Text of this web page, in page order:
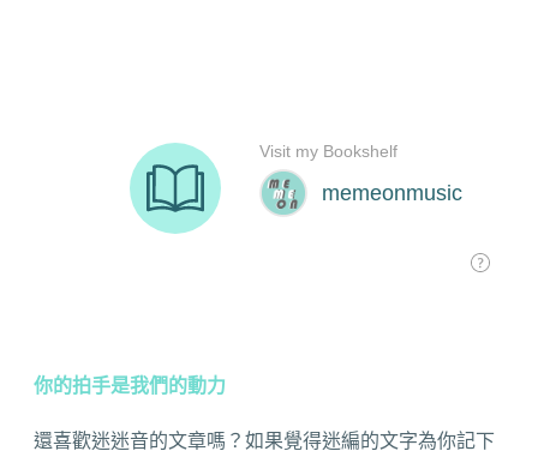
你的拍手是我們的動力
還喜歡迷迷音的文章嗎？如果覺得迷編的文字為你記下